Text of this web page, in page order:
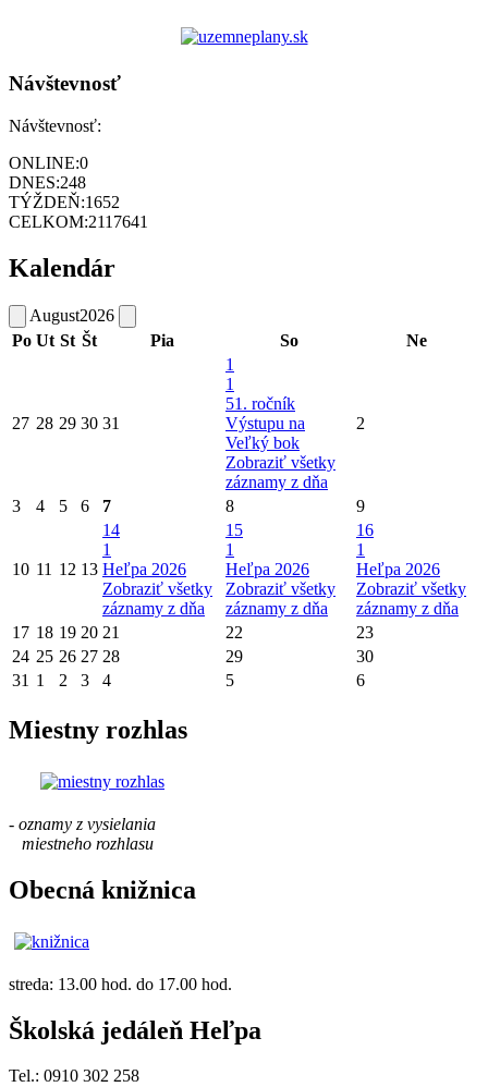
Návštevnosť
Návštevnosť:
ONLINE:0
DNES:248
TÝŽDEŇ:1652
CELKOM:2117641
Kalendár
August2026
Po Ut St Št Pia So Ne
27 28 29 30 31
1
1
51. ročník
Výstupu na
Veľký bok
Zobraziť všetky
záznamy z dňa
2
3 4 5 6 7 8 9
10 11 12 13
14
1
Heľpa 2026
Zobraziť všetky
záznamy z dňa
15
1
Heľpa 2026
Zobraziť všetky
záznamy z dňa
16
1
Heľpa 2026
Zobraziť všetky
záznamy z dňa
17 18 19 20 21 22
23
24 25 26 27 28 29
30
31 1 2 3 4 5 6
Miestny rozhlas
- oznamy z vysielania
miestneho rozhlasu
Obecná knižnica
streda: 13.00 hod. do 17.00 hod.
Školská jedáleň Heľpa
Tel.: 0910 302 258